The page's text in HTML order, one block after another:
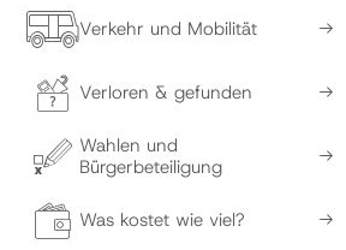
Verkehr und Mobilität
Verloren & gefunden
Wahlen und
Bürgerbeteiligung
Was kostet wie viel?